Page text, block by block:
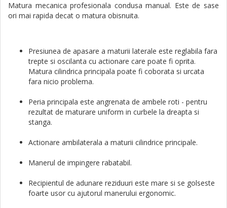
Matura mecanica profesionala condusa manual. Este de sase
ori mai rapida decat o matura obisnuita.
Presiunea de apasare a maturii laterale este reglabila fara
trepte si oscilanta cu actionare care poate fi oprita.
Matura cilindrica principala poate fi coborata si urcata
fara nicio problema.
Peria principala este angrenata de ambele roti - pentru
rezultat de maturare uniform in curbele la dreapta si
stanga.
Actionare ambilaterala a maturii cilindrice principale.
Manerul de impingere rabatabil.
Recipientul de adunare reziduuri este mare si se golseste
foarte usor cu ajutorul manerului ergonomic.